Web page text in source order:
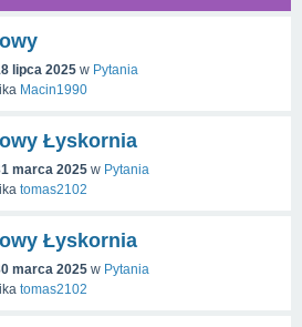
lipca 2025 w Pytania
Macin1990
Łyskornia
marca 2025 w Pytania
tomas2102
Łyskornia
marca 2025 w Pytania
tomas2102